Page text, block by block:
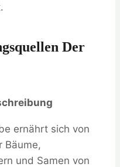
Der
ernährt sich von
Bäume,
und Samen von